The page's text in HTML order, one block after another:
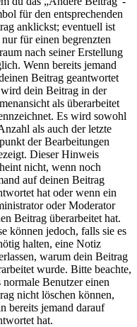
für den entsprechenden
anklickst; eventuell ist
nur für einen begrenzten
nach seiner Erstellung
Wenn bereits jemand
Beitrag geantwortet
dein Beitrag in der
als überarbeitet
Es wird sowohl
als auch der letzte
der Bearbeitungen
Dieser Hinweis
nicht, wenn noch
auf deinen Beitrag
hat oder wenn ein
oder Moderator
Beitrag überarbeitet hat.
können jedoch, falls sie es
halten, eine Notiz
warum dein Beitrag
wurde. Bitte beachte,
normale Benutzer einen
nicht löschen können,
bereits jemand darauf
hat.